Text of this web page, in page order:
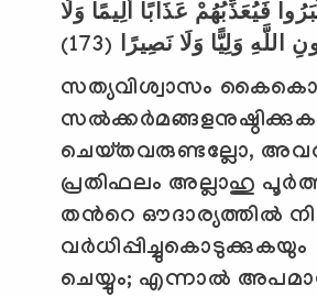
فَيُعَذِّبُهُمْ عَذَابًا أَلِيمًا وَلَا
وَلِيًّا وَلَا نَصِيرًا (173)
സത്യവിശ്വാസം
ചെയ്തവരുണ്ടല്ലോ,
പ്രതിഫലം അല്ലാഹു
തന്‍റെ ഔദാര്യത്തില്‍
വര്‍ധിപ്പിച്ചുകൊടുക്കുകയും
ചെയ്യും; എന്നാല്‍